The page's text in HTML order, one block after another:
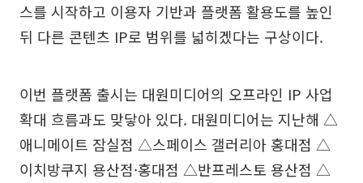
스를 시작하고 이용자 기반과 플랫폼 활용도를 높인
뒤 다른 콘텐츠 IP로 범위를 넓히겠다는 구상이다.
이번 플랫폼 출시는 대원미디어의 오프라인 IP 사업
확대 흐름과도 맞닿아 있다. 대원미디어는 지난해 △
애니메이트 잠실점 △스페이스 갤러리아 홍대점 △
이치방쿠지 용산점·홍대점 △반프레스토 용산점 △